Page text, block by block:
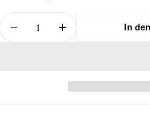
Menge
Menge für JOJO Wein
Menge für JOJO
In